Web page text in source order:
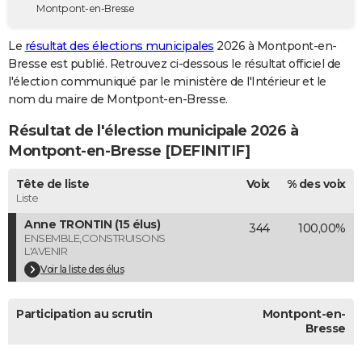
Destinations
City break
Voyage nature
Voyage de noces
Forum
GUIDES D'ACHAT
BONS PLANS
Carte de Noël
Carte Bonne année
Carte Saint-Valentin
Carte Pâques
Carte d'anniversaire
DICTIONNAIRE
Dictionnaire
Biographies
Citations
Expressions
Proverbes
PROGRAMME TV
COPAINS D'AVANT
S'inscrire
Se connecter
Lycées
Collèges
Primaires
Universités
Entreprises
Service militaire
Avis de recherche
AVIS DE DÉCÈS
FORUM
Bricolage
Lifestyle
Culture
Sport
Auto
Television
Voyage
Cinema
Montpont-en-Bresse
Le résultat des élections municipales 2026 à Montpont-en-
Bresse est publié. Retrouvez ci-dessous le résultat officiel de
l'élection communiqué par le ministère de l'Intérieur et le
nom du maire de Montpont-en-Bresse.
Résultat de l'élection municipale 2026 à
Montpont-en-Bresse [DEFINITIF]
Tête de liste
Liste
Voix % des voix
Anne TRONTIN (15 élus)
ENSEMBLE,CONSTRUISONS
L'AVENIR
Voir la liste des élus
344 100,00%
Participation au scrutin
Montpont-en-
Bresse